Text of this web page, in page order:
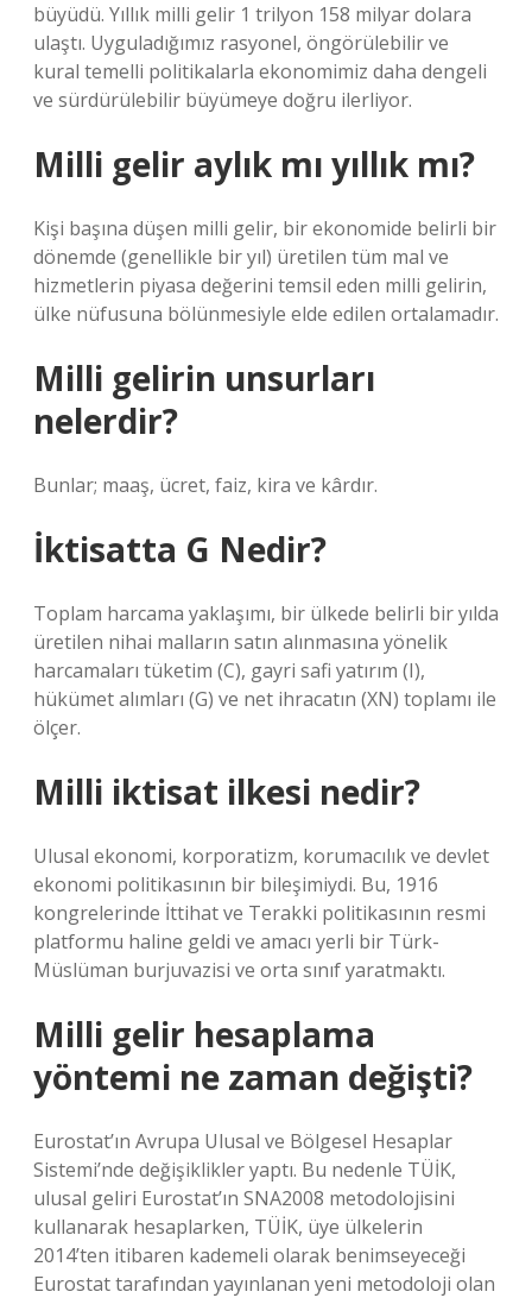
büyüdü. Yıllık milli gelir 1 trilyon 158 milyar dolara
ulaştı. Uyguladığımız rasyonel, öngörülebilir ve
kural temelli politikalarla ekonomimiz daha dengeli
ve sürdürülebilir büyümeye doğru ilerliyor.
Milli gelir aylık mı yıllık mı?
Kişi başına düşen milli gelir, bir ekonomide belirli bir
dönemde (genellikle bir yıl) üretilen tüm mal ve
hizmetlerin piyasa değerini temsil eden milli gelirin,
ülke nüfusuna bölünmesiyle elde edilen ortalamadır.
Milli gelirin unsurları
nelerdir?
Bunlar; maaş, ücret, faiz, kira ve kârdır.
İktisatta G Nedir?
Toplam harcama yaklaşımı, bir ülkede belirli bir yılda
üretilen nihai malların satın alınmasına yönelik
harcamaları tüketim (C), gayri safi yatırım (I),
hükümet alımları (G) ve net ihracatın (XN) toplamı ile
ölçer.
Milli iktisat ilkesi nedir?
Ulusal ekonomi, korporatizm, korumacılık ve devlet
ekonomi politikasının bir bileşimiydi. Bu, 1916
kongrelerinde İttihat ve Terakki politikasının resmi
platformu haline geldi ve amacı yerli bir Türk-
Müslüman burjuvazisi ve orta sınıf yaratmaktı.
Milli gelir hesaplama
yöntemi ne zaman değişti?
Eurostat’ın Avrupa Ulusal ve Bölgesel Hesaplar
Sistemi’nde değişiklikler yaptı. Bu nedenle TÜİK,
ulusal geliri Eurostat’ın SNA2008 metodolojisini
kullanarak hesaplarken, TÜİK, üye ülkelerin
2014’ten itibaren kademeli olarak benimseyeceği
Eurostat tarafından yayınlanan yeni metodoloji olan